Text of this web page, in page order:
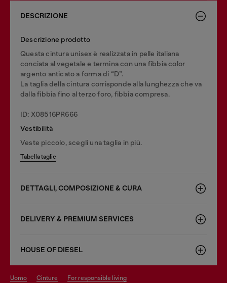
DESCRIZIONE
Descrizione prodotto
Questa cintura unisex è realizzata in pelle italiana
conciata al vegetale e termina con una fibbia color
argento anticato a forma di “D”.
La taglia della cintura corrisponde alla lunghezza che va
dalla fibbia fino al terzo foro, fibbia compresa.
ID: X08516PR666
Vestibilità
Veste piccolo, scegli una taglia in più.
Tabella taglie
DETTAGLI, COMPOSIZIONE & CURA
DELIVERY & PREMIUM SERVICES
HOUSE OF DIESEL
uomo cinture for responsible living